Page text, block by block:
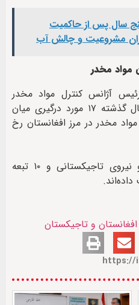
سال پس از حاکمیت
مشروعیت و چالش آب
مواد مخدر
آژانس کنترل مواد مخدر
تاجیکستان، اعلام کرد طی سال گذشته ۱۷ مورد درگیری میان
مخدر در مرز افغانستان رخ
او گفت در این درگیری‌ها دو نیروی تاجیکستانی و ۱۰ تبعه
افغانستان و تاجیکستان